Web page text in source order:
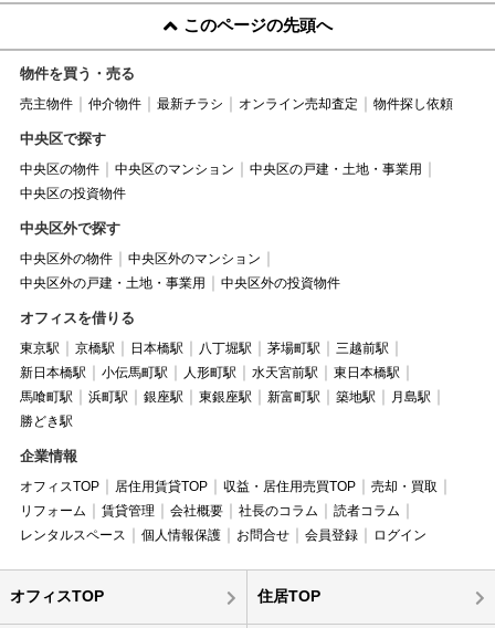
このページの先頭へ
物件を買う・売る
売主物件 仲介物件 最新チラシ オンライン売却査定 物件探し依頼
中央区で探す
中央区の物件 中央区のマンション
中央区の戸建・土地・事業用
中央区の投資物件
中央区外で探す
中央区外の物件
中央区外のマンション
中央区外の戸建・土地・事業用
中央区外の投資物件
オフィスを借りる
東京駅 京橋駅 日本橋駅 八丁堀駅 茅場町駅
三越前駅
新日本橋駅
小伝馬町駅 人形町駅 水天宮前駅
東日本橋駅
馬喰町駅
浜町駅 銀座駅 東銀座駅 新富町駅 築地駅
月島駅
勝どき駅
企業情報
オフィスTOP 居住用賃貸TOP 収益・居住用売買TOP
売却・買取
リフォーム
賃貸管理 会社概要 社長のコラム
読者コラム
レンタルスペース
個人情報保護 お問合せ 会員登録 ログイン
オフィスTOP 住居TOP